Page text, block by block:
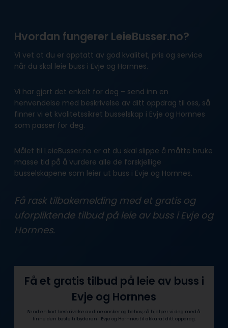
Hvordan fungerer LeieBusser.no?
Vi vet at du er opptatt av god kvalitet, pris og service
når du skal leie buss i Evje og Hornnes.
Vi har gjort det enkelt for deg – send inn en
henvendelse med beskrivelse av ditt oppdrag til oss, så
finner vi et kvalitetssikret busselskap i Evje og Hornnes
som passer for deg.
Målet til LeieBusser.no er at du skal slippe å måtte bruke
masse tid på å vurdere alle de forskjellige
busselskapene som leier ut buss i Evje og Hornnes.
Få rask tilbakemelding med et gratis og
uforpliktende tilbud på leie av buss i Evje og
Hornnes.
Få et gratis tilbud på leie av buss i
Evje og Hornnes
Send en kort beskrivelse av dine ønsker og behov, så hjelper vi deg med å
finne den beste tilbyderen i Evje og Hornnes til akkurat ditt oppdrag.